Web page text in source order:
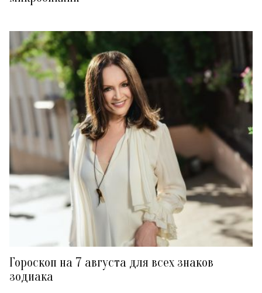
Гороскоп на 7 августа для всех знаков
зодиака